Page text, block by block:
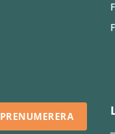
PRENUMERERA